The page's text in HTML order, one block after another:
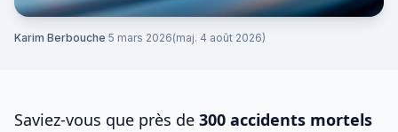
Karim Berbouche·5 mars 2026(maj. 4 août 2026)
Saviez-vous que près de 300 accidents mortels